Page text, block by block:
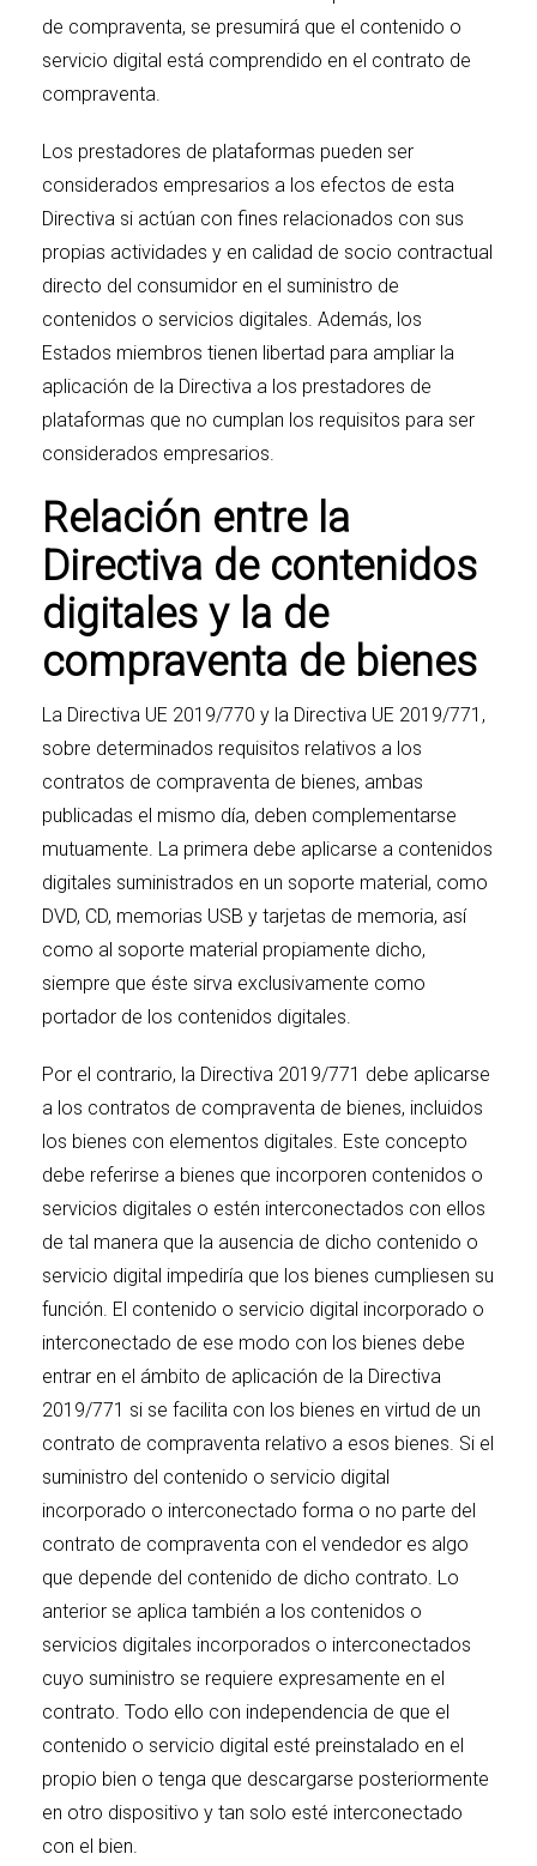
de compraventa, se presumirá que el contenido o
servicio digital está comprendido en el contrato de
compraventa.
Los prestadores de plataformas pueden ser
considerados empresarios a los efectos de esta
Directiva si actúan con fines relacionados con sus
propias actividades y en calidad de socio contractual
directo del consumidor en el suministro de
contenidos o servicios digitales. Además, los
Estados miembros tienen libertad para ampliar la
aplicación de la Directiva a los prestadores de
plataformas que no cumplan los requisitos para ser
considerados empresarios.
Relación entre la
Directiva de contenidos
digitales y la de
compraventa de bienes
La Directiva UE 2019/770 y la Directiva UE 2019/771 ,
sobre determinados requisitos relativos a los
contratos de compraventa de bienes, ambas
publicadas el mismo día, deben complementarse
mutuamente. La primera debe aplicarse a contenidos
digitales suministrados en un soporte material, como
DVD, CD, memorias USB y tarjetas de memoria, así
como al soporte material propiamente dicho,
siempre que éste sirva exclusivamente como
portador de los contenidos digitales.
Por el contrario, la Directiva 2019/771 debe aplicarse
a los contratos de compraventa de bienes, incluidos
los bienes con elementos digitales. Este concepto
debe referirse a bienes que incorporen contenidos o
servicios digitales o estén interconectados con ellos
de tal manera que la ausencia de dicho contenido o
servicio digital impediría que los bienes cumpliesen su
función. El contenido o servicio digital incorporado o
interconectado de ese modo con los bienes debe
entrar en el ámbito de aplicación de la Directiva
2019/771 si se facilita con los bienes en virtud de un
contrato de compraventa relativo a esos bienes. Si el
suministro del contenido o servicio digital
incorporado o interconectado forma o no parte del
contrato de compraventa con el vendedor es algo
que depende del contenido de dicho contrato. Lo
anterior se aplica también a los contenidos o
servicios digitales incorporados o interconectados
cuyo suministro se requiere expresamente en el
contrato. Todo ello con independencia de que el
contenido o servicio digital esté preinstalado en el
propio bien o tenga que descargarse posteriormente
en otro dispositivo y tan solo esté interconectado
con el bien.